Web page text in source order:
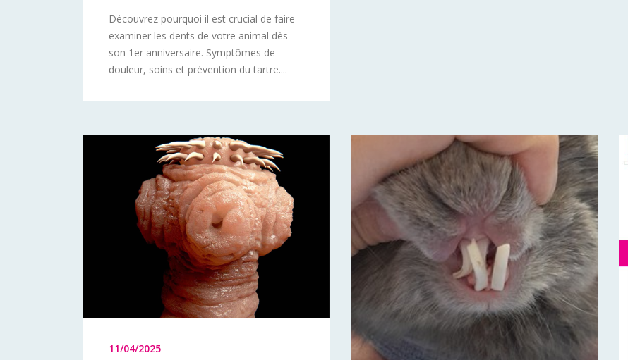
Découvrez pourquoi il est crucial de faire
examiner les dents de votre animal dès
son 1er anniversaire. Symptômes de
douleur, soins et prévention du tartre....
11/04/2025